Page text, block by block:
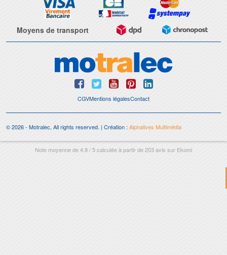
Moyens de transport
CGVMentions légalesContact
© 2026 - Motralec, All rights reserved. | Création : Alphalives Multimédia
Note moyenne de4.9/5calculée à partir de203avis sur Ekomi